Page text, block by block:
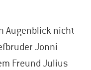
Augenblick nicht
Jonni
Freund Julius